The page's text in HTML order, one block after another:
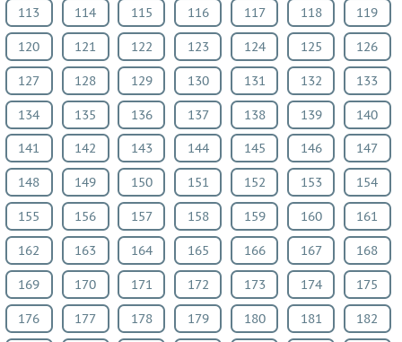
язык
Казахский
язык
Мир
природы
и
человека
Физкультура
Основы
культуры
ВИДЕОРЕШЕНИЯ
113 114 115 116 117 118 119
120 121 122 123 124 125 126
127 128 129 130 131 132 133
134 135 136 137 138 139 140
141 142 143 144 145 146 147
148 149 150 151 152 153 154
155 156 157 158 159 160 161
162 163 164 165 166 167 168
169 170 171 172 173 174 175
176 177 178 179 180 181 182